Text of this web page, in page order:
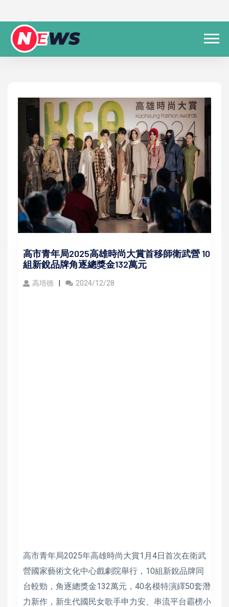
高市青年局2025高雄時尚大賞首移師衛武營 10
組新銳品牌角逐總獎金132萬元
高培德 2024/12/28
高市青年局2025年高雄時尚大賞1月4日首次在衛武
營國家藝術文化中心戲劇院舉行，10組新銳品牌同
台較勁，角逐總獎金132萬元，40名模特演繹50套潛
力新作，新生代國民女歌手申力安、串流平台霸榜小